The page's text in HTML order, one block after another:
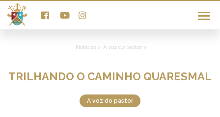
Notícias > A voz do pastor >
TRILHANDO O CAMINHO QUARESMAL
A voz do pastor